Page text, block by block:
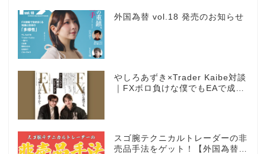
外国為替 vol.18 発売のお知らせ
やしろあずき×Trader Kaibe対談
｜FXボロ負けな僕でもEAで成り
スゴ腕テクニカルトレーダーの非
売品手法をゲット！【外国為替×